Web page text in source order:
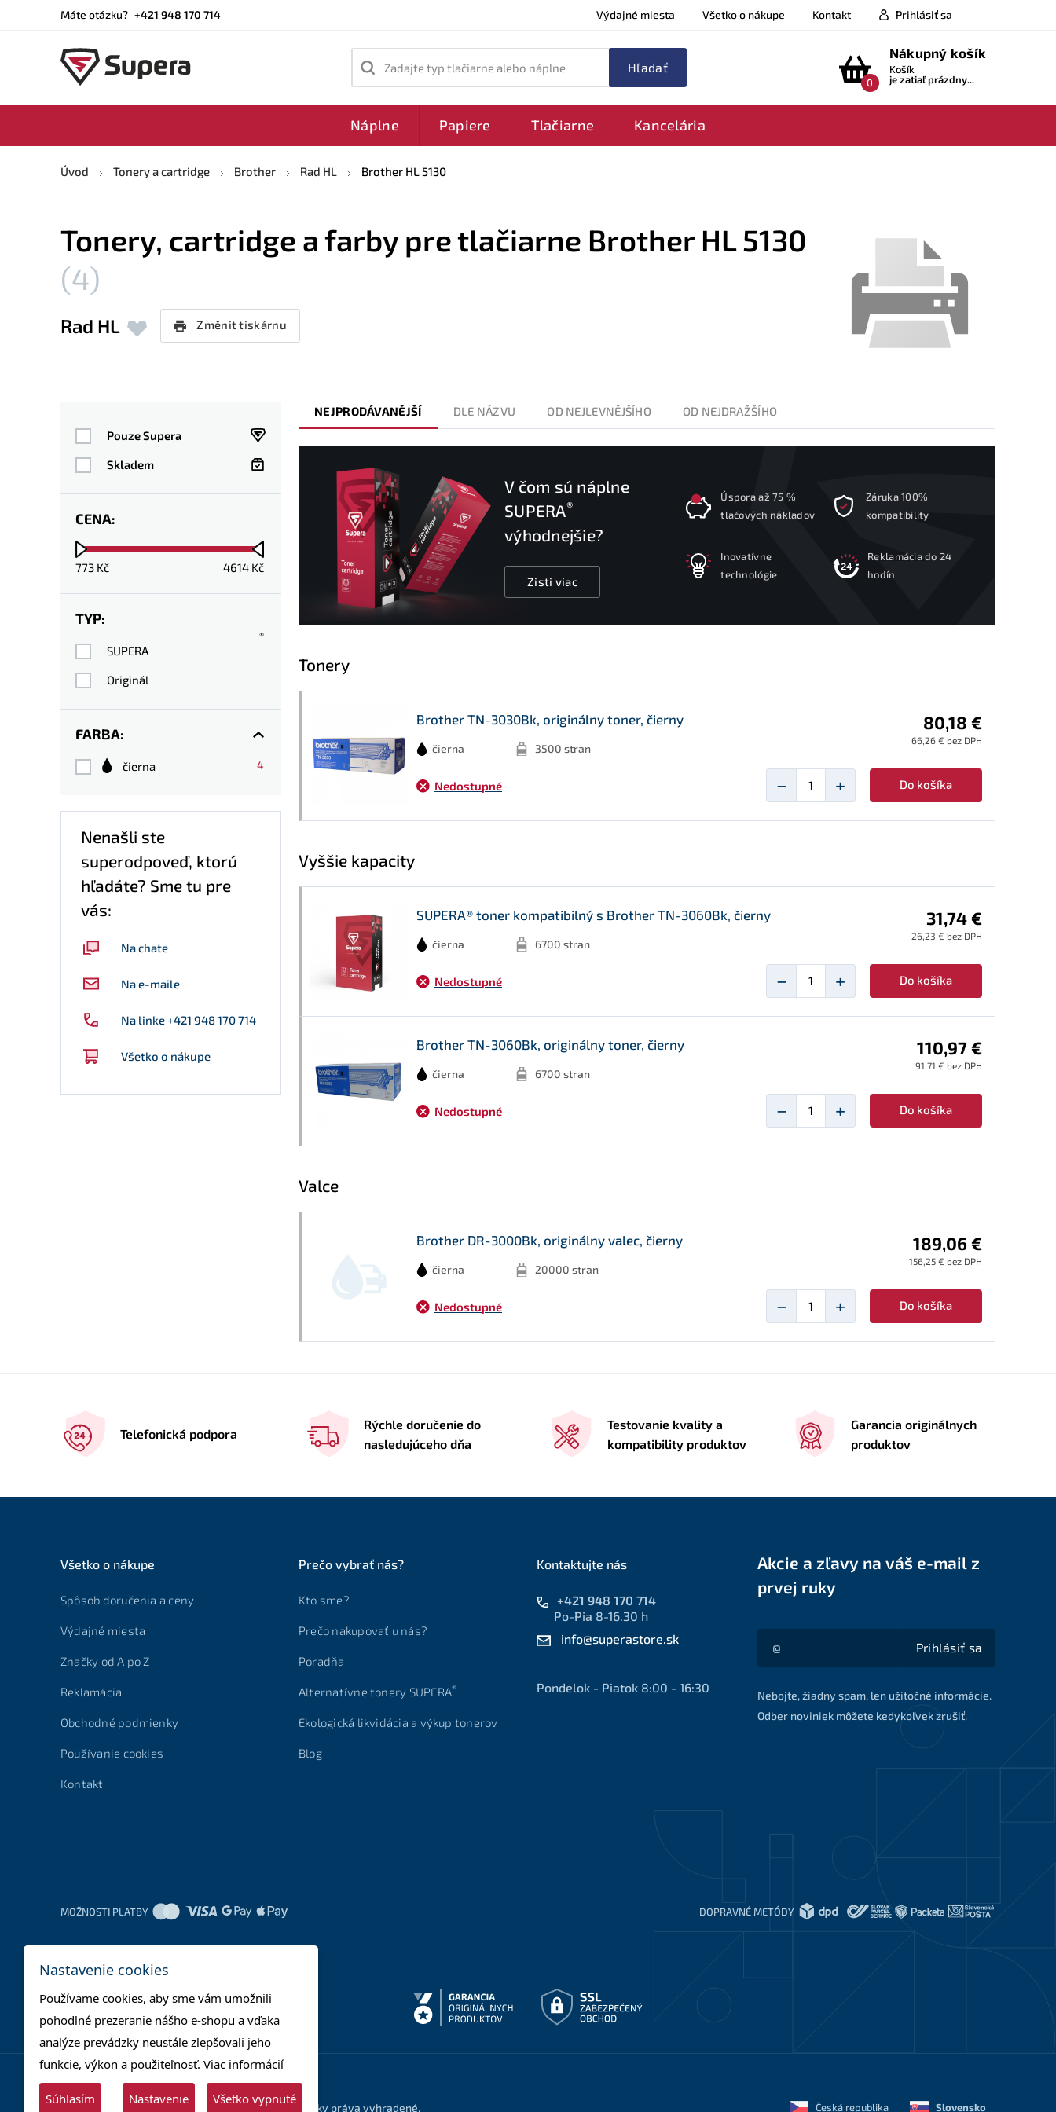
Máte otázku? +421 948 170 714 Výdajné miesta Všetko o nákupe Kontakt Prihlásiť sa
Zadajte typ tlačiarne alebo náplne
0
Nákupný košík
Košík
je zatiaľ prázdny...
Náplne Papiere Tlačiarne Kancelária
Úvod Tonery a cartridge Brother Rad HL Brother HL 5130
Tonery, cartridge a farby pre tlačiarne Brother HL 5130
(4)
Rad HL Změnit tiskárnu
Pouze Supera
Skladem
CENA:
773 Kč 4614 Kč
TYP:
SUPERA
®
Originál
FARBA:
čierna 4
Nenašli ste
superodpoveď, ktorú
hľadáte? Sme tu pre
vás:
Na chate
Na e-maile
Na linke +421 948 170 714
Všetko o nákupe
NEJPRODÁVANĚJŠÍ DLE NÁZVU OD NEJLEVNĚJŠÍHO OD NEJDRAŽŠÍHO
V čom sú náplne
SUPERA®
výhodnejšie?
Zisti viac
Úspora až 75 %
tlačových nákladov
Záruka 100%
kompatibility
Inovatívne
technológie
Reklamácia do 24
hodín
Tonery
Brother TN-3030Bk, originálny toner, čierny
čierna 3500 stran
80,18 €
66,26 € bez DPH
Nedostupné − + Do košíka
Vyššie kapacity
SUPERA® toner kompatibilný s Brother TN-3060Bk, čierny
čierna 6700 stran
31,74 €
26,23 € bez DPH
Nedostupné − + Do košíka
Brother TN-3060Bk, originálny toner, čierny
čierna 6700 stran
110,97 €
91,71 € bez DPH
Nedostupné − + Do košíka
Valce
Brother DR-3000Bk, originálny valec, čierny
čierna 20000 stran
189,06 €
156,25 € bez DPH
Nedostupné − + Do košíka
Telefonická podpora
Rýchle doručenie do
nasledujúceho dňa
Testovanie kvality a
kompatibility produktov
Garancia originálnych
produktov
Všetko o nákupe
Spôsob doručenia a ceny
Výdajné miesta
Značky od A po Z
Reklamácia
Obchodné podmienky
Používanie cookies
Kontakt
Prečo vybrať nás?
Kto sme?
Prečo nakupovať u nás?
Poradňa
Alternatívne tonery SUPERA®
Ekologická likvidácia a výkup tonerov
Blog
Kontaktujte nás
+421 948 170 714
Po-Pia 8-16.30 h
info@superastore.sk
Pondelok - Piatok 8:00 - 16:30
Akcie a zľavy na váš e-mail z
prvej ruky
Akcie a zľavy na váš e-mail z prvej ruky
Prihlásiť sa
Nebojte, žiadny spam, len užitočné informácie.
Odber noviniek môžete kedykoľvek zrušiť.
MOŽNOSTI PLATBY DOPRAVNÉ METÓDY
© 2025 - Supera Store s.r.o. - Všetky práva vyhradené. Česká republika Slovensko
Nastavenie cookies
Používame cookies, aby sme vám umožnili
pohodlné prezeranie nášho e-shopu a vďaka
analýze prevádzky neustále zlepšovali jeho
funkcie, výkon a použiteľnosť. Viac informácií
Súhlasím Nastavenie Všetko vypnuté